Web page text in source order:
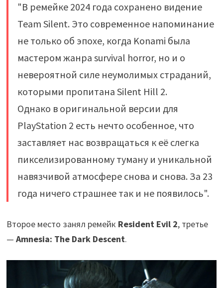
"В ремейке 2024 года сохранено видение
Team Silent. Это современное напоминание
не только об эпохе, когда Konami была
мастером жанра survival horror, но и о
невероятной силе неумолимых страданий,
которыми пропитана Silent Hill 2.
Однако в оригинальной версии для
PlayStation 2 есть нечто особенное, что
заставляет нас возвращаться к её слегка
пикселизированному туману и уникальной
навязчивой атмосфере снова и снова. За 23
года ничего страшнее так и не появилось".
Второе место занял ремейк Resident Evil 2, третье
— Amnesia: The Dark Descent.